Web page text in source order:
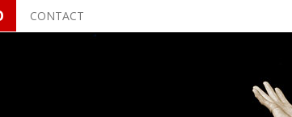
CONTACT